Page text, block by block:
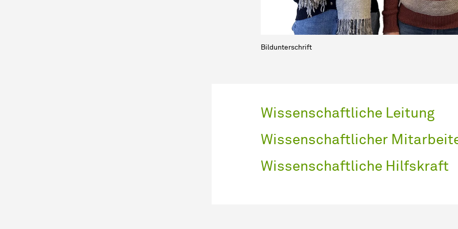
Bildunterschrift
Wissenschaftliche Leitung
Wissenschaftlicher
Wissenschaftliche Hilfskraft